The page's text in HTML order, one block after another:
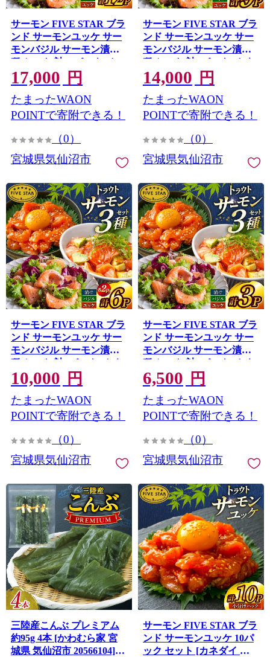
サーモン FIVE STAR ブラ
ンド サーモンユッケ サー
モンバジル サーモン漬け 3
種 セット 計12パック [カ
ネダイ 宮城県 気仙沼市
20566150] 魚 魚介類 サー
モン サーモントラウト 鮭
さけ サーモン ユッケ バジ
海鮮 丼 海鮮丼 個包装 小分
17,000 円
たまったWAON
POINTで寄附できる！
（0）
宮城県気仙沼市
サーモン FIVE STAR ブラ
ンド サーモンユッケ サー
モンバジル サーモン漬け 3
種 セット 計9パック [カネ
ダイ 宮城県 気仙沼市
20566151] 魚 魚介類 サー
モン サーモントラウト 鮭
さけ サーモン ユッケ バジ
海鮮 丼 海鮮丼 個包装 小分
14,000 円
たまったWAON
POINTで寄附できる！
（0）
宮城県気仙沼市
サーモン FIVE STAR ブラ
ンド サーモンユッケ サー
モンバジル サーモン漬け 3
種 セット 計6パック [カネ
ダイ 宮城県 気仙沼市
20566152] 魚 魚介類 サー
モン サーモントラウト 鮭
さけ サーモン ユッケ バジ
海鮮 丼 海鮮丼 個包装 小分
10,000 円
たまったWAON
POINTで寄附できる！
（0）
宮城県気仙沼市
サーモン FIVE STAR ブラ
ンド サーモンユッケ サー
モンバジル サーモン漬け 3
種 セット 計3パック [カネ
ダイ 宮城県 気仙沼市
20566153] 魚 魚介類 サー
モン サーモントラウト 鮭
さけ サーモン ユッケ バジ
海鮮 丼 海鮮丼 個包装 小分
6,500 円
たまったWAON
POINTで寄附できる！
（0）
宮城県気仙沼市
三陸産こんぶ プレミアム
約95g 4本 [かわむら家 宮
城県 気仙沼市 20566104]
サーモン FIVE STAR ブラ
ンド サーモンユッケ 10パ
ック セット [カネダイ 宮